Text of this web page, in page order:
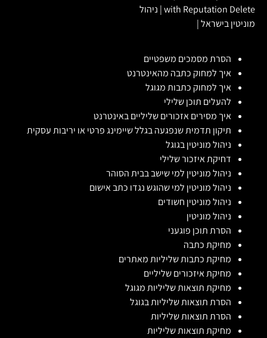
with Reputation Delete
| ניהול
מוניטין בישראל|
הסרת מסמכים משפטיים
איך למחוק כתבה מהאינטרנט
איך למחוק כתבות מגוגל
להעלים תוכן שלילי
איך מסירים אזכורים שליליים באינטרנט
תיקון תדמית שנפגעה בגלל שיימינג פרטי או יריבות עסקית
ניהול מוניטין בגוגל
דחיקת איזכור שלילי
ניהול מוניטין למי שישב בבית הסוהר
ניהול מוניטין למי שהוגש נגדו כתב אישום
ניהול מוניטין חשודים
ניהול מוניטין
הסרת תוכן פוגעני
מחיקת כתבה
מחיקת כתבות שליליות מאתרים
מחיקת איזכורים שליליים
מחיקת תוצאות שליליות מגוגל
הסרת תוצאות שליליות בגוגל
הסרת תוצאות שליליות
מחיקת תוצאות שליליות